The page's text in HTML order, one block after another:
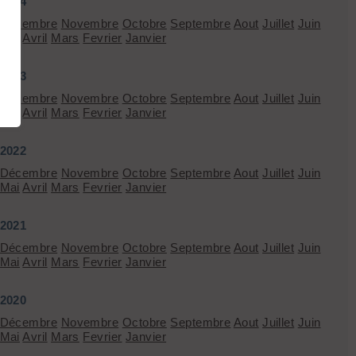
Décembre Novembre Octobre Septembre Aout Juillet Juin
Avril Mars Fevrier Janvier
2023
Décembre Novembre Octobre Septembre Aout Juillet Juin
Avril Mars Fevrier Janvier
2022
Décembre Novembre Octobre Septembre Aout Juillet Juin
Mai Avril Mars Fevrier Janvier
2021
Décembre Novembre Octobre Septembre Aout Juillet Juin
Mai Avril Mars Fevrier Janvier
2020
Décembre Novembre Octobre Septembre Aout Juillet Juin
Mai Avril Mars Fevrier Janvier